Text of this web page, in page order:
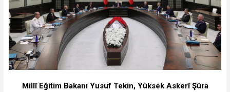
Millî Eğitim Bakanı Yusuf Tekin, Yüksek Askerî Şûra